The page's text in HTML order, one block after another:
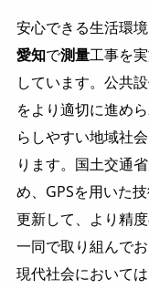
安心できる生活環
愛知で測量工事を
しています。公共
をより適切に進め
らしやすい地域社
ります。国土交通
め、GPSを用いた
更新して、より精
一同で取り組んでお
現代社会において